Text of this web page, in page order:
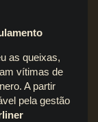
as queixas,
vítimas de
A partir
pela gestão